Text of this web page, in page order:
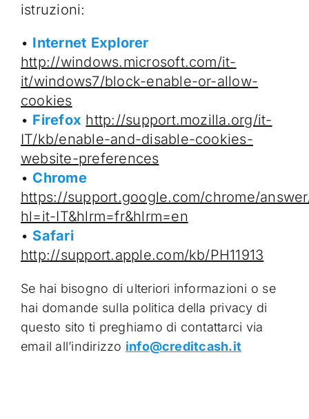
istruzioni:
• Internet Explorer
http://windows.microsoft.com/it-
it/windows7/block-enable-or-allow-
cookies
• Firefox http://support.mozilla.org/it-
IT/kb/enable-and-disable-cookies-
website-preferences
• Chrome
https://support.google.com/chrome/
hl=it-IT&hlrm=fr&hlrm=en
• Safari
http://support.apple.com/kb/PH11913
Se hai bisogno di ulteriori informazioni o se
hai domande sulla politica della privacy di
questo sito ti preghiamo di contattarci via
email all’indirizzo info@creditcash.it